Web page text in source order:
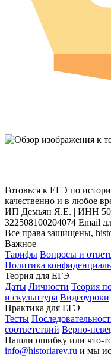
Готовься к ЕГЭ по
качественно и в любое
ИП Демьян Я.Е. | ИНН
322508100204074 Email
Все права защищены,
Важное
Тарифы Вопросы и
Политика
Теория для ЕГЭ
Даты Личности Теория
и скульптура Видеоуроки
Практика для ЕГЭ
Тесты
соответствий Верно-
Нашли ошибку или что-
info@historiarev.ru и мы